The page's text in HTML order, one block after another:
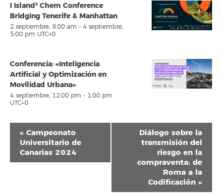
I Island² Chem Conference
Bridging Tenerife & Manhattan
2 septiembre, 8:00 am - 4 septiembre,
5:00 pm UTC+0
Conferencia: «Inteligencia
Artificial y Optimización en
Movilidad Urbana»
4 septiembre, 12:00 pm - 1:00 pm
UTC+0
Navegación
del
Evento
« Campeonato
Universitario de
Canarias 2024
Diálogo sobre la
transmisión del
riesgo en la
compraventa: de
Roma a la
Codificación »